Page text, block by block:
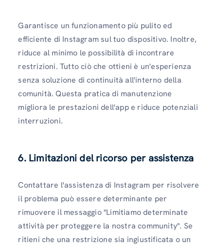
Garantisce un funzionamento più pulito ed
efficiente di Instagram sul tuo dispositivo. Inoltre,
riduce al minimo le possibilità di incontrare
restrizioni. Tutto ciò che ottieni è un'esperienza
senza soluzione di continuità all'interno della
comunità. Questa pratica di manutenzione
migliora le prestazioni dell'app e riduce potenziali
interruzioni.
6. Limitazioni del ricorso per assistenza
Contattare l'assistenza di Instagram per risolvere
il problema può essere determinante per
rimuovere il messaggio "Limitiamo determinate
attività per proteggere la nostra community". Se
ritieni che una restrizione sia ingiustificata o un